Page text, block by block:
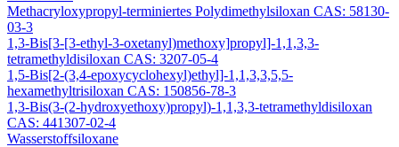
Methacryloxypropyl-terminiertes Polydimethylsiloxan CAS: 58130-
03-3
1,3-Bis[3-[3-ethyl-3-oxetanyl)methoxy]propyl]-1,1,3,3-
tetramethyldisiloxan CAS: 3207-05-4
1,5-Bis[2-(3,4-epoxycyclohexyl)ethyl]-1,1,3,3,5,5-
hexamethyltrisiloxan CAS: 150856-78-3
1,3-Bis(3-(2-hydroxyethoxy)propyl)-1,1,3,3-tetramethyldisiloxan
CAS: 441307-02-4
Wasserstoffsiloxane